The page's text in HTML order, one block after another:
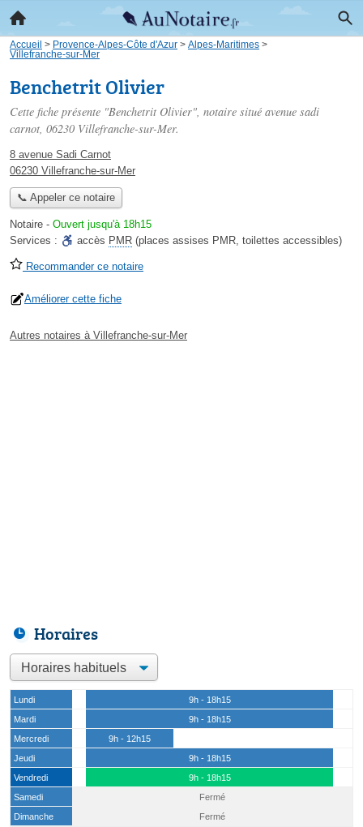
Accueil > Provence-Alpes-Côte d'Azur > Alpes-Maritimes >
Villefranche-sur-Mer
Benchetrit Olivier
Cette fiche présente "Benchetrit Olivier", notaire situé avenue sadi
carnot, 06230 Villefranche-sur-Mer.
8 avenue Sadi Carnot
06230 Villefranche-sur-Mer
📞 Appeler ce notaire
Notaire - Ouvert jusqu'à 18h15
Services :
accès PMR (places assises PMR, toilettes accessibles)
Recommander ce notaire
Améliorer cette fiche
Autres notaires à Villefranche-sur-Mer
Horaires
Lundi
9h - 18h15
Mardi
9h - 18h15
Mercredi
9h - 12h15
Jeudi
9h - 18h15
Vendredi
9h - 18h15
Samedi
Fermé
Dimanche
Fermé